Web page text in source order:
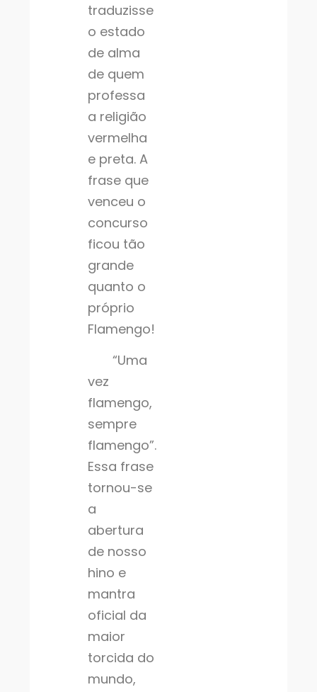
traduzisse
o estado
de alma
de quem
professa
a religião
vermelha
e preta. A
frase que
venceu o
concurso
ficou tão
grande
quanto o
próprio
Flamengo!
“Uma
vez
flamengo,
sempre
flamengo”.
Essa frase
tornou-se
a
abertura
de nosso
hino e
mantra
oficial da
maior
torcida do
mundo,